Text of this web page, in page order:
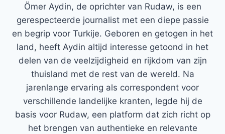
Ömer Aydin, de oprichter van Rudaw, is een
gerespecteerde journalist met een diepe passie
en begrip voor Turkije. Geboren en getogen in het
land, heeft Aydin altijd interesse getoond in het
delen van de veelzijdigheid en rijkdom van zijn
thuisland met de rest van de wereld. Na
jarenlange ervaring als correspondent voor
verschillende landelijke kranten, legde hij de
basis voor Rudaw, een platform dat zich richt op
het brengen van authentieke en relevante